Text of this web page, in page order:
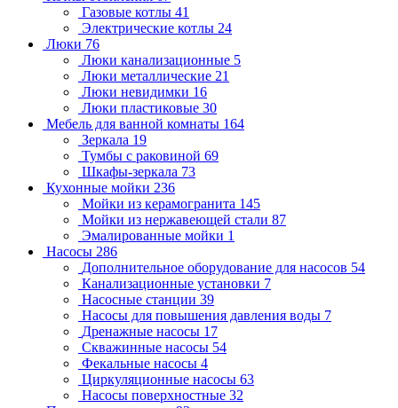
Газовые котлы 41
Электрические котлы 24
Люки 76
Люки канализационные 5
Люки металлические 21
Люки невидимки 16
Люки пластиковые 30
Мебель для ванной комнаты 164
Зеркала 19
Тумбы с раковиной 69
Шкафы-зеркала 73
Кухонные мойки 236
Мойки из керамогранита 145
Мойки из нержавеющей стали 87
Эмалированные мойки 1
Насосы 286
Дополнительное оборудование для насосов 54
Канализационные установки 7
Насосные станции 39
Насосы для повышения давления воды 7
Дренажные насосы 17
Скважинные насосы 54
Фекальные насосы 4
Циркуляционные насосы 63
Насосы поверхностные 32